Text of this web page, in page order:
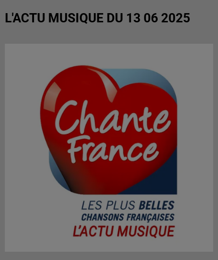
L'ACTU MUSIQUE DU 13 06 2025